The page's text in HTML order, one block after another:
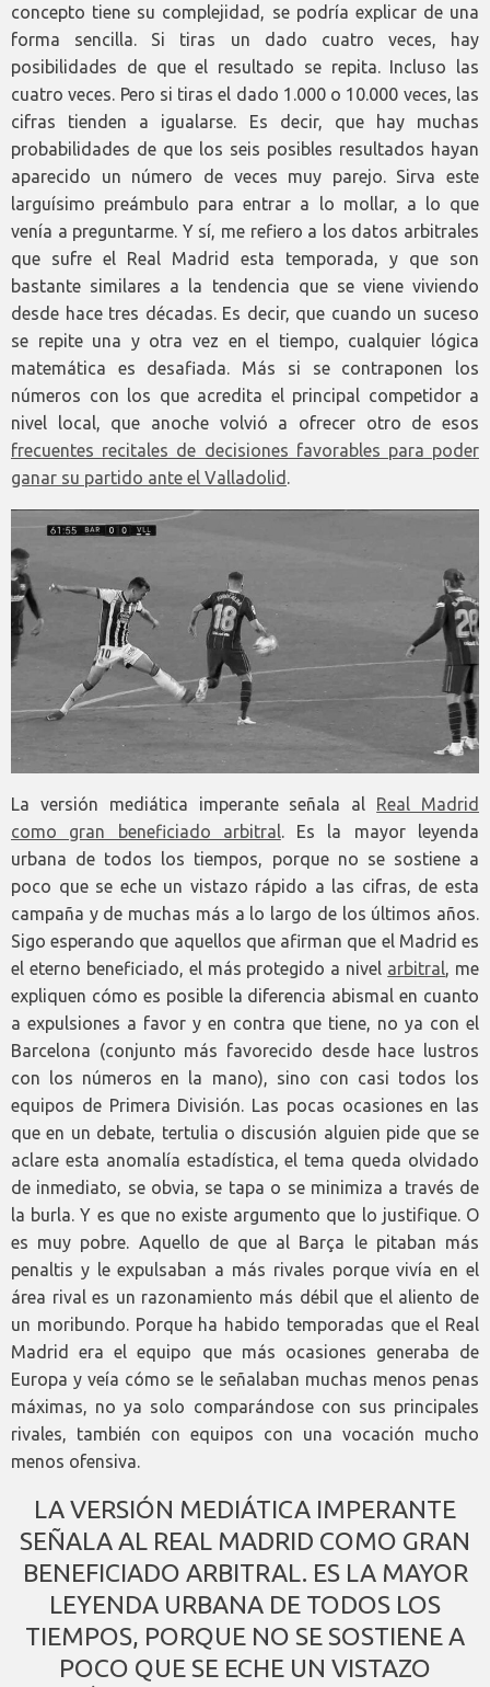
concepto tiene su complejidad, se podría explicar de una
forma sencilla. Si tiras un dado cuatro veces, hay
posibilidades de que el resultado se repita. Incluso las
cuatro veces. Pero si tiras el dado 1.000 o 10.000 veces, las
cifras tienden a igualarse. Es decir, que hay muchas
probabilidades de que los seis posibles resultados hayan
aparecido un número de veces muy parejo. Sirva este
larguísimo preámbulo para entrar a lo mollar, a lo que
venía a preguntarme. Y sí, me refiero a los datos arbitrales
que sufre el Real Madrid esta temporada, y que son
bastante similares a la tendencia que se viene viviendo
desde hace tres décadas. Es decir, que cuando un suceso
se repite una y otra vez en el tiempo, cualquier lógica
matemática es desafiada. Más si se contraponen los
números con los que acredita el principal competidor a
nivel local, que anoche volvió a ofrecer otro de esos
frecuentes recitales de decisiones favorables para poder
ganar su partido ante el Valladolid .
La versión mediática imperante señala al Real Madrid
como gran beneficiado arbitral
. Es la mayor leyenda
urbana de todos los tiempos, porque no se sostiene a
poco que se eche un vistazo rápido a las cifras, de esta
campaña y de muchas más a lo largo de los últimos años.
Sigo esperando que aquellos que afirman que el Madrid es
el eterno beneficiado, el más protegido a nivel arbitral
, me
expliquen cómo es posible la diferencia abismal en cuanto
a expulsiones a favor y en contra que tiene, no ya con el
Barcelona (conjunto más favorecido desde hace lustros
con los números en la mano), sino con casi todos los
equipos de Primera División. Las pocas ocasiones en las
que en un debate, tertulia o discusión alguien pide que se
aclare esta anomalía estadística, el tema queda olvidado
de inmediato, se obvia, se tapa o se minimiza a través de
la burla. Y es que no existe argumento que lo justifique. O
es muy pobre. Aquello de que al Barça le pitaban más
penaltis y le expulsaban a más rivales porque vivía en el
área rival es un razonamiento más débil que el aliento de
un moribundo. Porque ha habido temporadas que el Real
Madrid era el equipo que más ocasiones generaba de
Europa y veía cómo se le señalaban muchas menos penas
máximas, no ya solo comparándose con sus principales
rivales, también con equipos con una vocación mucho
menos ofensiva.
LA VERSIÓN MEDIÁTICA IMPERANTE
SEÑALA AL REAL MADRID COMO GRAN
BENEFICIADO ARBITRAL. ES LA MAYOR
LEYENDA URBANA DE TODOS LOS
TIEMPOS, PORQUE NO SE SOSTIENE A
POCO QUE SE ECHE UN VISTAZO